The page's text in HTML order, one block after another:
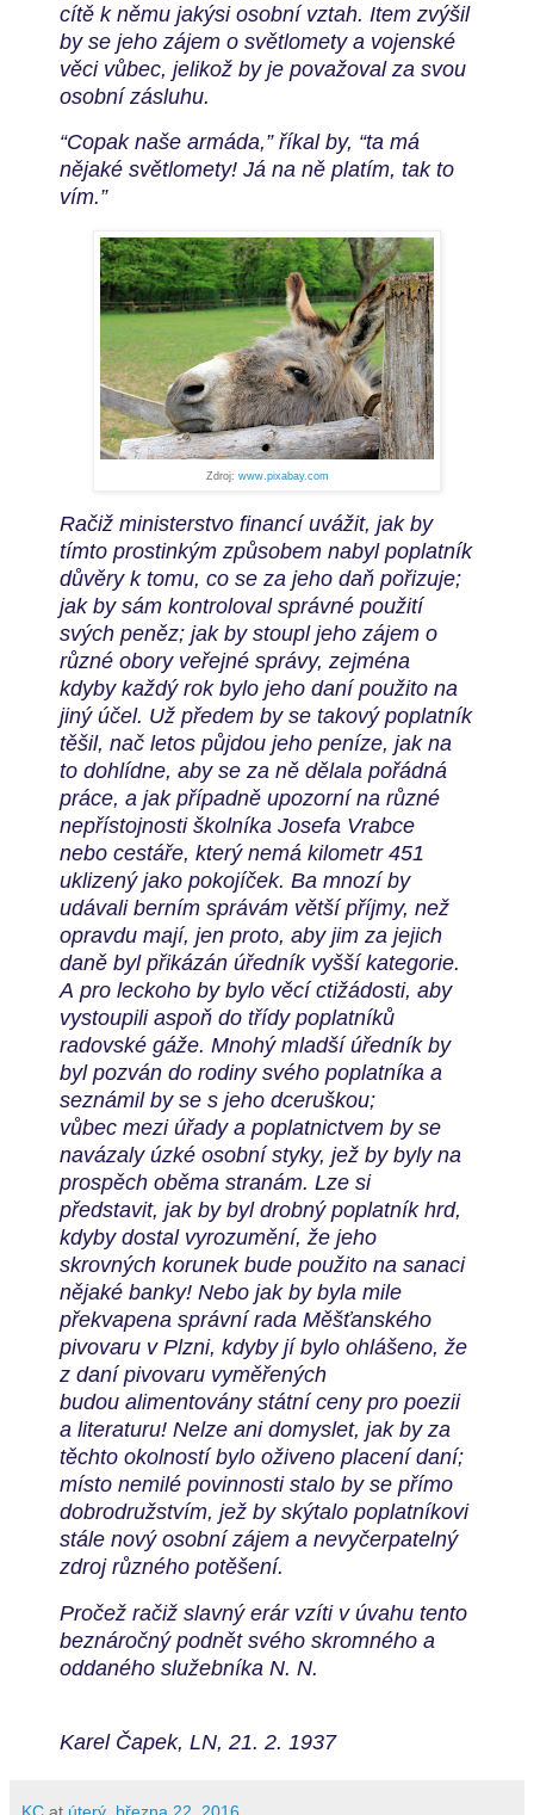
cítě k němu jakýsi osobní vztah. Item zvýšil
by se jeho zájem o světlomety a vojenské
věci vůbec, jelikož by je považoval za svou
osobní zásluhu.
“Copak naše armáda,” říkal by, “ta má
nějaké světlomety! Já na ně platím, tak to
vím.”
Zdroj: www.pixabay.com
Račiž ministerstvo financí uvážit, jak by
tímto prostinkým způsobem nabyl poplatník
důvěry k tomu, co se za jeho daň pořizuje;
jak by sám kontroloval správné použití
svých peněz; jak by stoupl jeho zájem o
různé obory veřejné správy, zejména
kdyby každý rok bylo jeho daní použito na
jiný účel. Už předem by se takový poplatník
těšil, nač letos půjdou jeho peníze, jak na
to dohlídne, aby se za ně dělala pořádná
práce, a jak případně upozorní na různé
nepřístojnosti školníka Josefa Vrabce
nebo cestáře, který nemá kilometr 451
uklizený jako pokojíček. Ba mnozí by
udávali berním správám větší příjmy, než
opravdu mají, jen proto, aby jim za jejich
daně byl přikázán úředník vyšší kategorie.
A pro leckoho by bylo věcí ctižádosti, aby
vystoupili aspoň do třídy poplatníků
radovské gáže. Mnohý mladší úředník by
byl pozván do rodiny svého poplatníka a
seznámil by se s jeho dceruškou;
vůbec mezi úřady a poplatnictvem by se
navázaly úzké osobní styky, jež by byly na
prospěch oběma stranám. Lze si
představit, jak by byl drobný poplatník hrd,
kdyby dostal vyrozumění, že jeho
skrovných korunek bude použito na sanaci
nějaké banky! Nebo jak by byla mile
překvapena správní rada Měšťanského
pivovaru v Plzni, kdyby jí bylo ohlášeno, že
z daní pivovaru vyměřených
budou alimentovány státní ceny pro poezii
a literaturu! Nelze ani domyslet, jak by za
těchto okolností bylo oživeno placení daní;
místo nemilé povinnosti stalo by se přímo
dobrodružstvím, jež by skýtalo poplatníkovi
stále nový osobní zájem a nevyčerpatelný
zdroj různého potěšení.
Pročež račiž slavný erár vzíti v úvahu tento
beznáročný podnět svého skromného a
oddaného služebníka N. N.
Karel Čapek, LN, 21. 2. 1937
KC at úterý, března 22, 2016